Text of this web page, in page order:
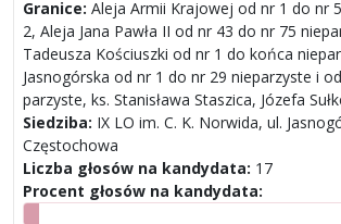
Granice: Aleja Armii Krajowej od nr 1 do nr
2, Aleja Jana Pawła II od nr 43 do nr 75
Tadeusza Kościuszki od nr 1 do końca
Jasnogórska od nr 1 do nr 29 nieparzyste i
parzyste, ks. Stanisława Staszica, Józefa
Siedziba: IX LO im. C. K. Norwida, ul.
Częstochowa
Liczba głosów na kandydata: 17
Procent głosów na kandydata: